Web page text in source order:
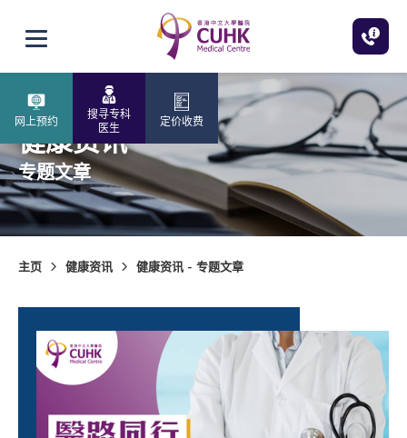
打开选单
网上预约
搜寻专科
医生
定价收费
健康资讯
专题文章
主页 健康资讯 健康资讯 - 专题文章